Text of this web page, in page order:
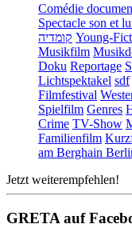
Comédie
Spectacle son et
קומדיה Young-
Musikfilm
Doku Reportage
Lichtspektakel sdf
Filmfestival
Spielfilm Genres
Crime TV-Show
Familienfilm
am Berghain
Jetzt weiterempfehlen!
GRETA auf